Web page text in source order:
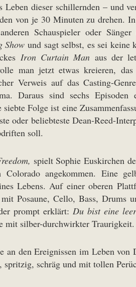
dieser schillernden – und
von je 30 Minuten zu drehen.
Schauspieler oder
Show und sagt selbst, es sei keine
Iron Curtain Man aus der
man jetzt etwas kreieren,
Verweis auf das Casting-
Daraus sind sechs Episoden
Folge ist eine
oder beliebteste Dean-Reed-
soll.
spielt Sophie Euskirchen
angekommen. Eine
Lebens. Auf einer oberen
Posaune, Cello, Bass, Drums
prompt erklärt:Du bist eine
mit silber-durchwirkter
an den Ereignissen im Leben
schräg und mit tollen